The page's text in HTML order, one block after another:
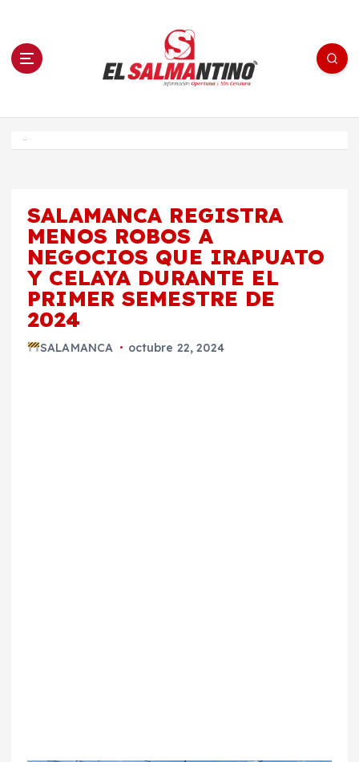
n El Salmantino - medios/noticias/editorial
SALAMANCA REGISTRA
MENOS ROBOS A
NEGOCIOS QUE IRAPUATO
Y CELAYA DURANTE EL
PRIMER SEMESTRE DE
2024
SALAMANCA octubre 22, 2024